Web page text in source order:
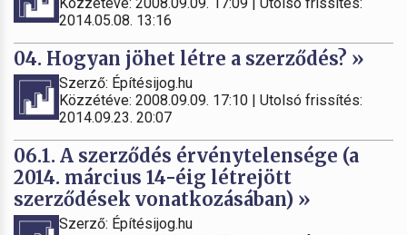
2014.05.08. 13:16
04. Hogyan jöhet létre a szerződés? »
Szerző: Építésijog.hu
Közzétéve: 2008.09.09. 17:10 | Utolsó frissítés:
2014.09.23. 20:07
06.1. A szerződés érvénytelensége (a
2014. március 14-éig létrejött
szerződések vonatkozásában) »
Szerző: Építésijog.hu